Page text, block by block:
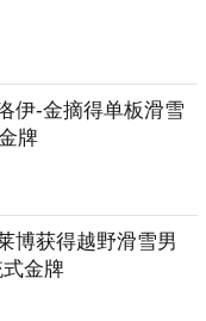
伊-金摘得单板滑雪
牌
博获得越野滑雪男
金牌